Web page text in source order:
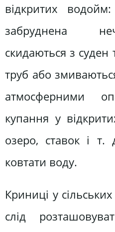
відкритих
забруднена
скидаються з суден
труб або
атмосферними
купання у
озеро, ставок і т.
ковтати воду.
Криниці у
слід